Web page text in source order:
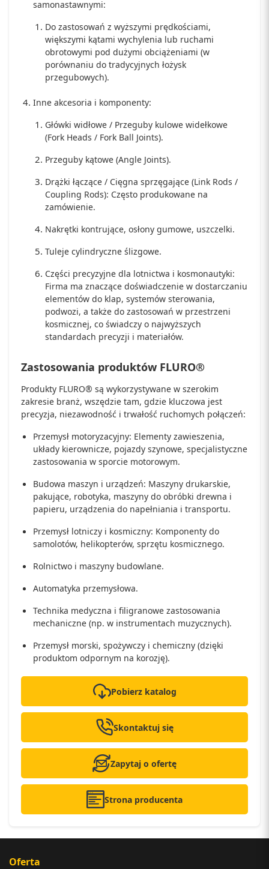
samonastawnymi:
Do zastosowań z wyższymi prędkościami,
większymi kątami wychylenia lub ruchami
obrotowymi pod dużymi obciążeniami (w
porównaniu do tradycyjnych łożysk
przegubowych).
Inne akcesoria i komponenty:
Główki widłowe / Przeguby kulowe widełkowe
(Fork Heads / Fork Ball Joints).
Przeguby kątowe (Angle Joints).
Drążki łączące / Cięgna sprzęgające (Link Rods /
Coupling Rods): Często produkowane na
zamówienie.
Nakrętki kontrujące, osłony gumowe, uszczelki.
Tuleje cylindryczne ślizgowe.
Części precyzyjne dla lotnictwa i kosmonautyki:
Firma ma znaczące doświadczenie w dostarczaniu
elementów do klap, systemów sterowania,
podwozi, a także do zastosowań w przestrzeni
kosmicznej, co świadczy o najwyższych
standardach precyzji i materiałów.
Zastosowania produktów FLURO®
Produkty FLURO® są wykorzystywane w szerokim
zakresie branż, wszędzie tam, gdzie kluczowa jest
precyzja, niezawodność i trwałość ruchomych połączeń:
Przemysł motoryzacyjny: Elementy zawieszenia,
układy kierownicze, pojazdy szynowe, specjalistyczne
zastosowania w sporcie motorowym.
Budowa maszyn i urządzeń: Maszyny drukarskie,
pakujące, robotyka, maszyny do obróbki drewna i
papieru, urządzenia do napełniania i transportu.
Przemysł lotniczy i kosmiczny: Komponenty do
samolotów, helikopterów, sprzętu kosmicznego.
Rolnictwo i maszyny budowlane.
Automatyka przemysłowa.
Technika medyczna i filigranowe zastosowania
mechaniczne (np. w instrumentach muzycznych).
Przemysł morski, spożywczy i chemiczny (dzięki
produktom odpornym na korozję).
Pobierz katalog
Skontaktuj się
Zapytaj o ofertę
Strona producenta
Oferta